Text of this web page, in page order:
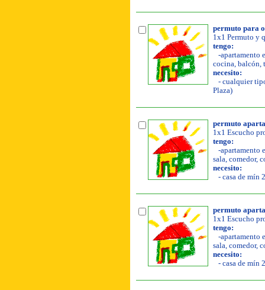
permuto para
1x1 Permuto y
tengo:
-apartamento
cocina, balcón,
necesito:
- cualquier
Plaza)
permuto
1x1 Escucho
tengo:
-apartamento
sala, comedor,
necesito:
- casa de mín
permuto
1x1 Escucho
tengo:
-apartamento
sala, comedor,
necesito:
- casa de mín